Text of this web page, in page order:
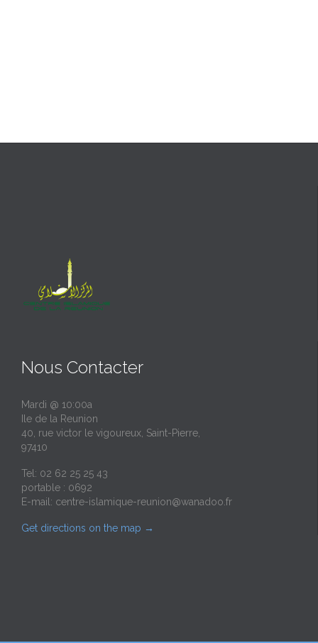
Nous Contacter
Mardi @ 10:00a
Ile de la Reunion
40, rue victor le vigoureux, Saint-Pierre,
97410
Tel: 02 62 25 25 43
portable : 0692
E-mail: centre-islamique-reunion@wanadoo.fr
Get directions on the map →